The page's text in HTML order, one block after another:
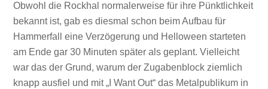
Obwohl die Rockhal normalerweise für ihre Pünktlichkeit
bekannt ist, gab es diesmal schon beim Aufbau für
Hammerfall eine Verzögerung und Helloween starteten
am Ende gar 30 Minuten später als geplant. Vielleicht
war das der Grund, warum der Zugabenblock ziemlich
knapp ausfiel und mit „I Want Out“ das Metalpublikum in